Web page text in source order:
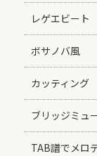
レゲエビート
ボサノバ風
カッティング
ブリッジミュ
TAB譜でメロ